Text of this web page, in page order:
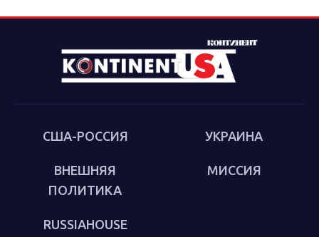
американцев, решительно препятствуя усилиям
почти три столетия после исторического решения
Екатерины Великой настало время для США вернуть
США-РОССИЯ УКРАИНА
ВНЕШНЯЯ
ПОЛИТИКА
МИССИЯ
RUSSIAHOUSE